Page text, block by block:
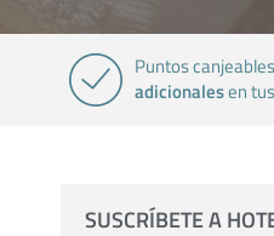
Puntos
adicionalesen
SUSCRÍBETE A